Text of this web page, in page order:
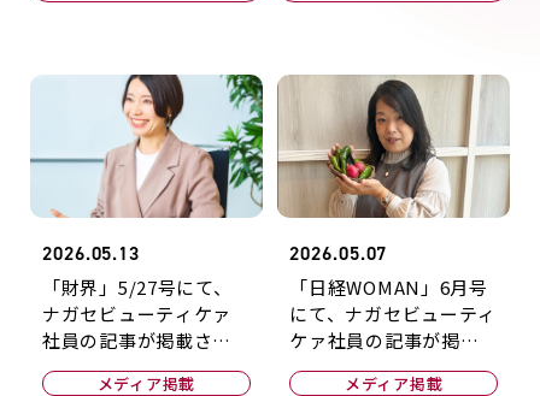
2026.05.13
「財界」5/27号にて、
ナガセビューティケァ
社員の記事が掲載され
ました！
メディア掲載
2026.05.07
「日経WOMAN」6月号
にて、ナガセビューティ
ケァ社員の記事が掲載
されました！
メディア掲載